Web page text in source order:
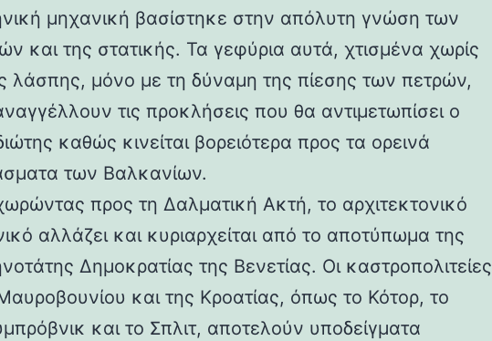
μηχανική βασίστηκε στην απόλυτη γνώση των
και της στατικής. Τα γεφύρια αυτά, χτισμένα χωρίς
λάσπης, μόνο με τη δύναμη της πίεσης των πετρών,
τις προκλήσεις που θα αντιμετωπίσει ο
καθώς κινείται βορειότερα προς τα ορεινά
των Βαλκανίων.
προς τη Δαλματική Ακτή, το αρχιτεκτονικό
αλλάζει και κυριαρχείται από το αποτύπωμα της
Δημοκρατίας της Βενετίας. Οι καστροπολιτείες
και της Κροατίας, όπως το Κότορ, το
και το Σπλιτ, αποτελούν υποδείγματα